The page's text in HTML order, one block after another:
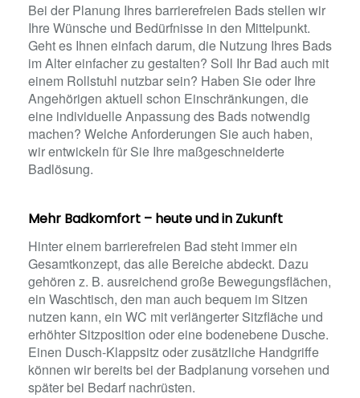
Bei der Planung Ihres barrierefreien Bads stellen wir
Ihre Wünsche und Bedürfnisse in den Mittelpunkt.
Geht es Ihnen einfach darum, die Nutzung Ihres Bads
im Alter einfacher zu gestalten? Soll Ihr Bad auch mit
einem Rollstuhl nutzbar sein? Haben Sie oder Ihre
Angehörigen aktuell schon Einschränkungen, die
eine individuelle Anpassung des Bads notwendig
machen? Welche Anforderungen Sie auch haben,
wir entwickeln für Sie Ihre maßgeschneiderte
Badlösung.
Mehr Badkomfort – heute und in Zukunft
Hinter einem barrierefreien Bad steht immer ein
Gesamtkonzept, das alle Bereiche abdeckt. Dazu
gehören z. B. ausreichend große Bewegungsflächen,
ein Waschtisch, den man auch bequem im Sitzen
nutzen kann, ein WC mit verlängerter Sitzfläche und
erhöhter Sitzposition oder eine bodenebene Dusche.
Einen Dusch-Klappsitz oder zusätzliche Handgriffe
können wir bereits bei der Badplanung vorsehen und
später bei Bedarf nachrüsten.